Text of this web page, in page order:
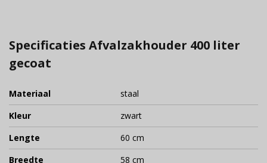
Specificaties Afvalzakhouder 400 liter
gecoat
Materiaal
staal
Kleur
zwart
Lengte
60 cm
Breedte
58 cm